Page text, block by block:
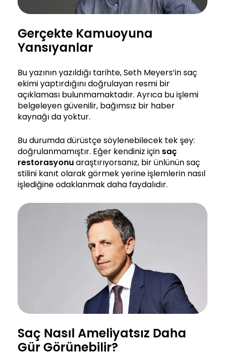
Gerçekte Kamuoyuna
Yansıyanlar
Bu yazının yazıldığı tarihte, Seth Meyers’in saç
ekimi yaptırdığını doğrulayan resmi bir
açıklaması bulunmamaktadır. Ayrıca bu işlemi
belgeleyen güvenilir, bağımsız bir haber
kaynağı da yoktur.
Bu durumda dürüstçe söylenebilecek tek şey:
doğrulanmamıştır. Eğer kendiniz için saç
restorasyonuaraştırıyorsanız, bir ünlünün saç
stilini kanıt olarak görmek yerine işlemlerin nasıl
işlediğine odaklanmak daha faydalıdır.
Saç Nasıl Ameliyatsız Daha
Gür Görünebilir?